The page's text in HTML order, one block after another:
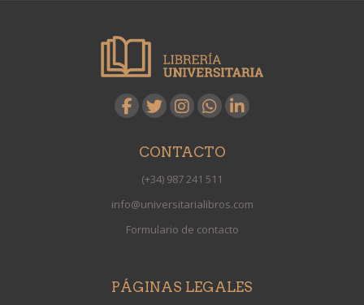
CONTACTO
(+34) 987 241 511
info@universitarialibros.com
Formulario de contacto
PÁGINAS LEGALES